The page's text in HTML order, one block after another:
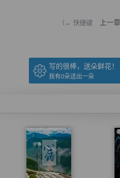
（← 快捷键 上一章
写的很棒，送朵鲜花！
我有0朵送出一朵